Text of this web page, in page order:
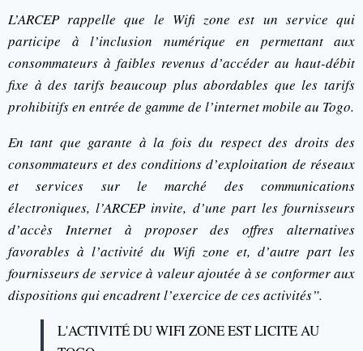
L’ARCEP rappelle que le Wifi zone est un service qui
participe à l’inclusion numérique en permettant aux
consommateurs à faibles revenus d’accéder au haut-débit
fixe à des tarifs beaucoup plus abordables que les tarifs
prohibitifs en entrée de gamme de l’internet mobile au Togo.
En tant que garante à la fois du respect des droits des
consommateurs et des conditions d’exploitation de réseaux
et services sur le marché des communications
électroniques, l’ARCEP invite, d’une part les fournisseurs
d’accès Internet à proposer des offres alternatives
favorables à l’activité du Wifi zone et, d’autre part les
fournisseurs de service à valeur ajoutée à se conformer aux
dispositions qui encadrent l’exercice de ces activités”.
L'ACTIVITÉ DU WIFI ZONE EST LICITE AU